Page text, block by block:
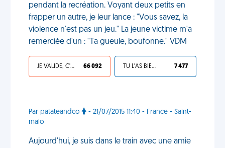
pendant la recréation. Voyant deux petits en
frapper un autre, je leur lance : "Vous savez, la
violence n'est pas un jeu." La jeune victime m'a
remerciée d'un : "Ta gueule, boufonne." VDM
JE VALIDE, C'EST UNE VDM 66 092 TU L'AS BIEN MÉRITÉ 7 477
Par patateandco
- 21/07/2015 11:40 - France - Saint-
malo
Aujourd'hui, je suis dans le train avec une amie